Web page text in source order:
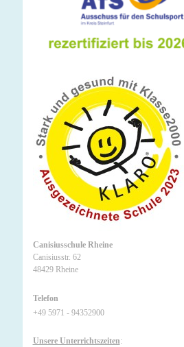
Canisiusschule Rheine
Canisiusstr. 62
48429 Rheine
Telefon
+49 5971 - 94352900
Unsere Unterrichtszeiten: